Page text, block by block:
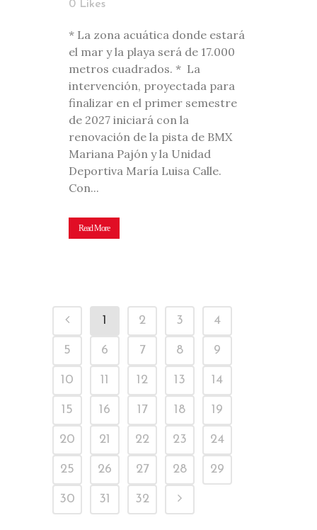
0 Likes
* La zona acuática donde estará
el mar y la playa será de 17.000
metros cuadrados. * La
intervención, proyectada para
finalizar en el primer semestre
de 2027 iniciará con la
renovación de la pista de BMX
Mariana Pajón y la Unidad
Deportiva María Luisa Calle.
Con...
Read More
1 2 3 4
5 6 7 8 9
10 11 12 13 14
15 16 17 18 19
20 21 22 23 24
25 26 27 28 29
30 31 32